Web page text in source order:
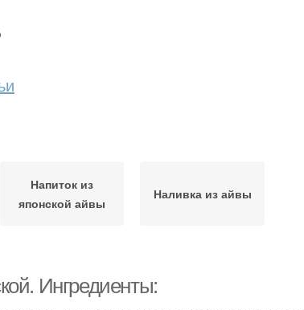
Напиток из
японской айвы
Наливка из айвы
Ингредиенты: